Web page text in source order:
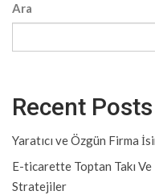
Ara
Recent Posts
Yaratıcı ve Özgün Firma
E-ticarette Toptan Takı
Stratejiler